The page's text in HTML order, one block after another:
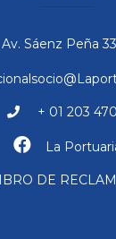
Av. Sáenz Peña
+ 01 203
La
DE